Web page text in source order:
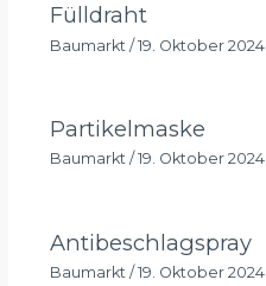
Fülldraht
Baumarkt /19. Oktober 2024
Partikelmaske
Baumarkt/ 19. Oktober 2024
Antibeschlagspray
Baumarkt/ 19. Oktober 2024